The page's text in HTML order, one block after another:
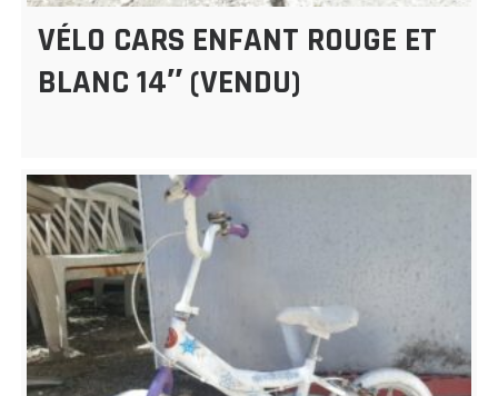
VÉLO CARS ENFANT ROUGE ET
BLANC 14″ (VENDU)